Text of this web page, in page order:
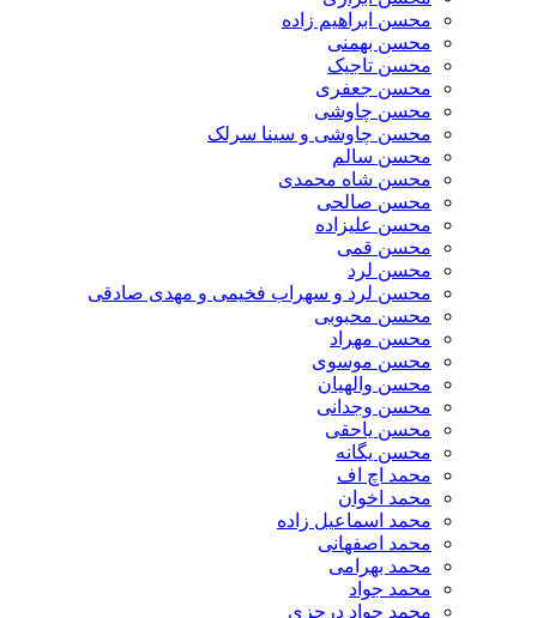
محسن ابراهیم زاده
محسن بهمنی
محسن تاجیک
محسن جعفری
محسن چاوشی
محسن چاوشی و سینا سرلک
محسن سالم
محسن شاه محمدی
محسن صالحی
محسن علیزاده
محسن قمی
محسن لرد
محسن لرد و سهراب فخیمی و مهدی صادقی
محسن محبوبی
محسن مهراد
محسن موسوی
محسن والهیان
محسن وجدانی
محسن یاحقی
محسن یگانه
محمد اچ اف
محمد اخوان
محمد اسماعیل زاده
محمد اصفهانی
محمد بهرامی
محمد جواد
محمد جواد درجزی